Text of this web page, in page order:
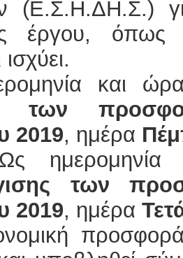
(Ε.Σ.Η.ΔΗ.Σ.)
έργου, όπως
και
των
2019, ημέρα
των
2019, ημέρα
προσφορά